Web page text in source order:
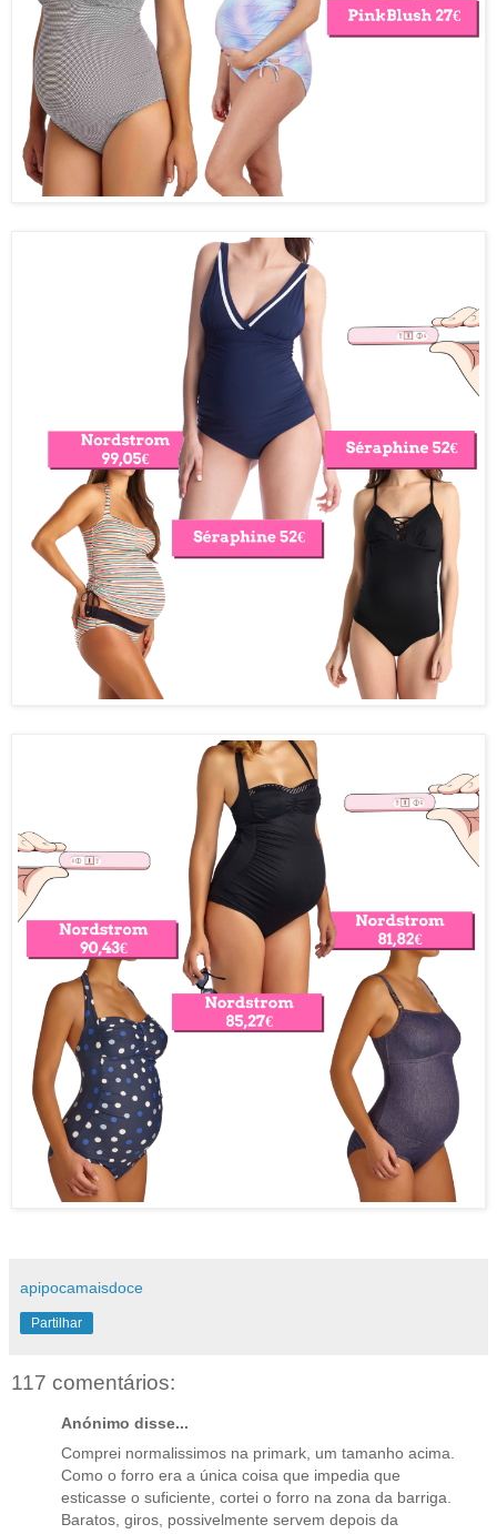
apipocamaisdoce
Partilhar
117 comentários:
Anónimo disse...
Comprei normalissimos na primark, um tamanho acima.
Como o forro era a única coisa que impedia que
esticasse o suficiente, cortei o forro na zona da barriga.
Baratos, giros, possivelmente servem depois da